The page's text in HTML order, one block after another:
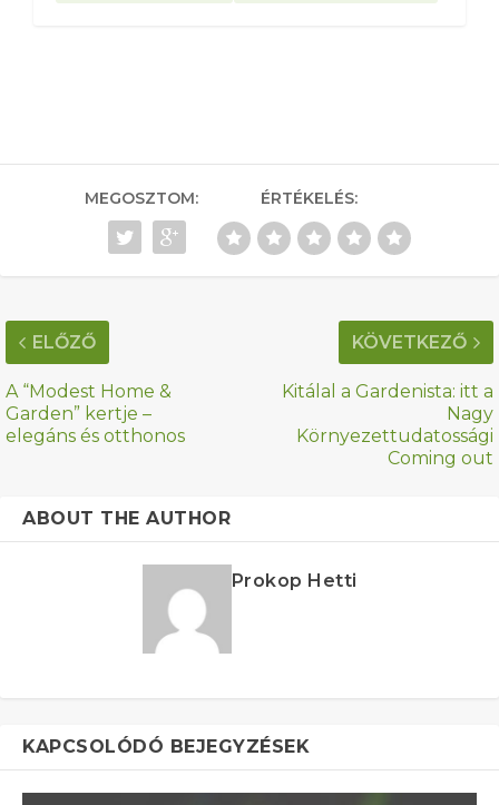
MEGOSZTOM: ÉRTÉKELÉS:
ELŐZŐ
A “Modest Home &
Garden” kertje –
elegáns és otthonos
KÖVETKEZŐ
Kitálal a Gardenista: itt a
Nagy
Környezettudatossági
Coming out
ABOUT THE AUTHOR
Prokop Hetti
KAPCSOLÓDÓ BEJEGYZÉSEK